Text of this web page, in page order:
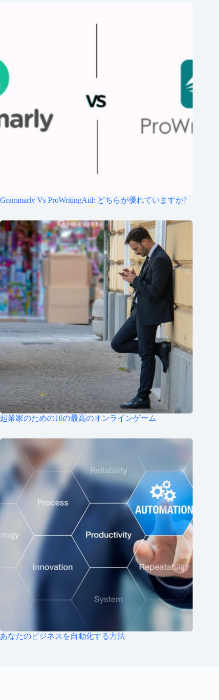
Grammarly Vs ProWritingAid: どちらが優れていますか?
起業家のための10の最高のオンラインゲーム
あなたのビジネスを自動化する方法